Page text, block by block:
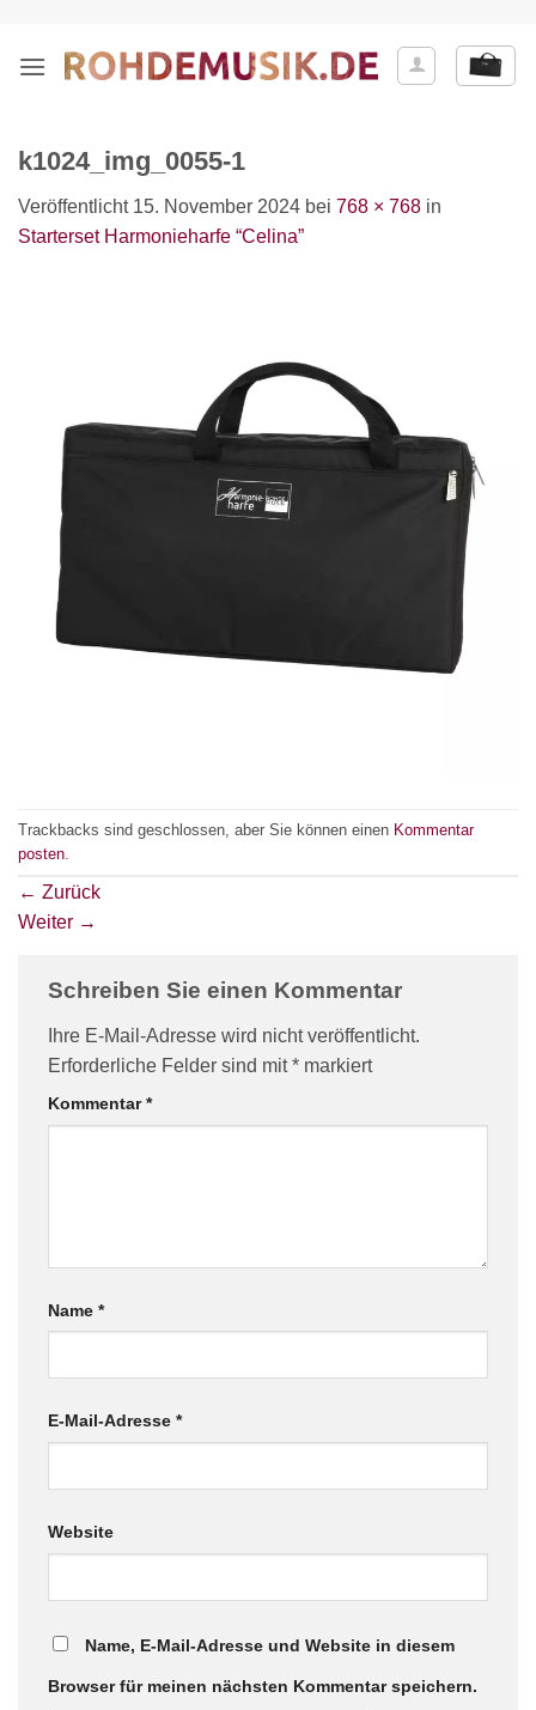
springen
k1024_img_0055-1
Veröffentlicht 15. November 2024 bei 768 × 768 in
Starterset Harmonieharfe “Celina”
Trackbacks sind geschlossen, aber Sie können einen Kommentar
posten
← Zurück
Weiter →
Schreiben Sie einen Kommentar
Ihre E-Mail-Adresse wird nicht veröffentlicht.
Erforderliche Felder sind mit* markiert
Kommentar*
Name *
E-Mail-Adresse *
Website
Name, E-Mail-Adresse und Website in diesem
Browser für meinen nächsten Kommentar speichern.
Chat Support ×